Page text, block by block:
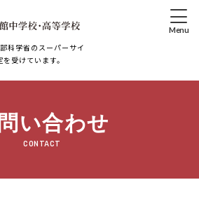
科学省のスーパーサイ
受けています。
い合わせ
CONTACT